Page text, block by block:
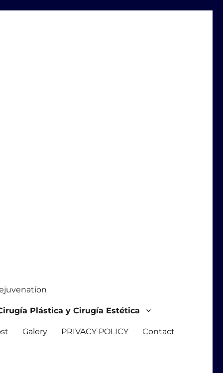
Plástica y Cirugía Estética
Galery PRIVACY POLICY Contact